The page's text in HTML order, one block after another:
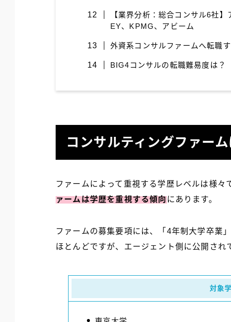
【業界分析：総合コンサル6社
EY、KPMG、アビーム
外資系コンサルファームへ転職
BIG4コンサルの転職難易度は？
コンサルティングファー
ファームによって重視する学歴レベルは様々
ァームは学歴を重視する傾向 にあります。
ファームの募集要項には、「4年制大学卒業
ほとんどですが、エージェント側に公開され
対象